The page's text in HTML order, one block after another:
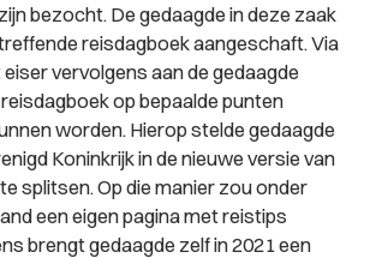
bezocht. De gedaagde in deze zaak
reisdagboek aangeschaft. Via
vervolgens aan de gedaagde
op bepaalde punten
worden. Hierop stelde gedaagde
Koninkrijk in de nieuwe versie van
splitsen. Op die manier zou onder
een eigen pagina met reistips
brengt gedaagde zelf in 2021 een